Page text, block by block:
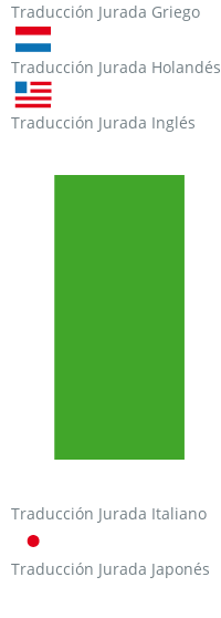
Traducción Jurada Griego
Traducción Jurada Holandés
Traducción Jurada Inglés
Traducción Jurada Italiano
Traducción Jurada Japonés